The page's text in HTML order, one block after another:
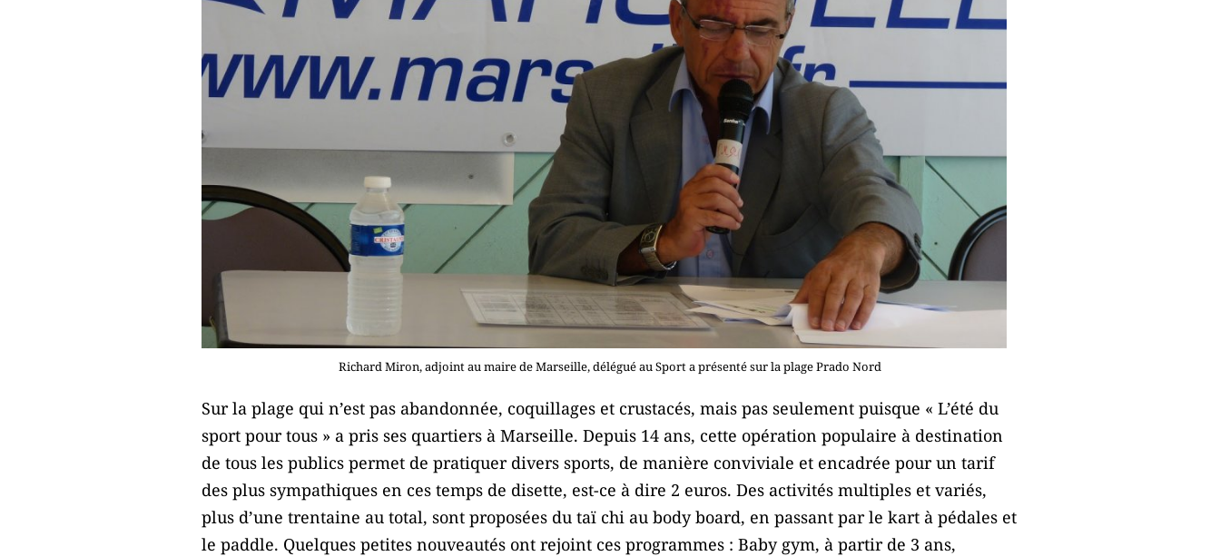
Richard Miron, adjoint au maire de Marseille, délégué au Sport a présenté sur la plage Prado Nord
Sur la plage qui n’est pas abandonnée, coquillages et crustacés, mais pas seulement puisque « L’été du
sport pour tous » a pris ses quartiers à Marseille. Depuis 14 ans, cette opération populaire à destination
de tous les publics permet de pratiquer divers sports, de manière conviviale et encadrée pour un tarif
des plus sympathiques en ces temps de disette, est-ce à dire 2 euros. Des activités multiples et variés,
plus d’une trentaine au total, sont proposées du taï chi au body board, en passant par le kart à pédales et
le paddle. Quelques petites nouveautés ont rejoint ces programmes : Baby gym, à partir de 3 ans,